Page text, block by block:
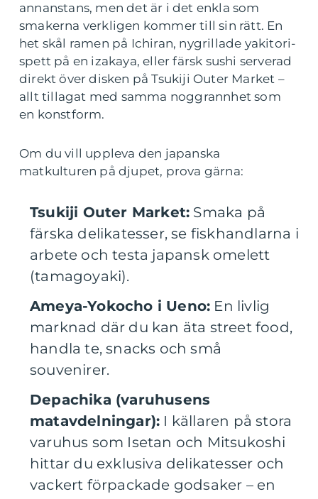
annanstans, men det är i det enkla som
smakerna verkligen kommer till sin rätt. En
het skål ramen på Ichiran, nygrillade yakitori-
spett på en izakaya, eller färsk sushi serverad
direkt över disken på Tsukiji Outer Market –
allt tillagat med samma noggrannhet som
en konstform.
Om du vill uppleva den japanska
matkulturen på djupet, prova gärna:
Tsukiji Outer Market: Smaka på
färska delikatesser, se fiskhandlarna i
arbete och testa japansk omelett
(tamagoyaki).
Ameya-Yokocho i Ueno: En livlig
marknad där du kan äta street food,
handla te, snacks och små
souvenirer.
Depachika (varuhusens
matavdelningar): I källaren på stora
varuhus som Isetan och Mitsukoshi
hittar du exklusiva delikatesser och
vackert förpackade godsaker – en